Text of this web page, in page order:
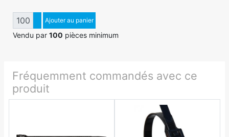
QuantitéAugmenter quantité
Diminuer quantité
Ajouter au panier
Vendu par 100 pièces minimum
Fréquemment commandés avec ce
produit